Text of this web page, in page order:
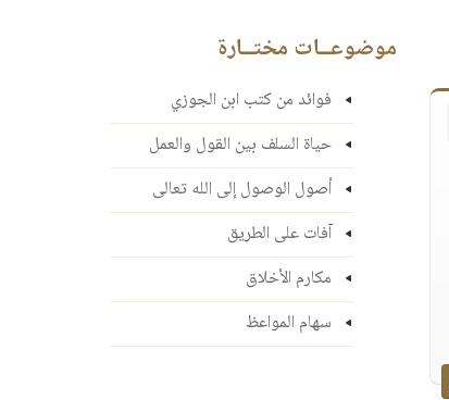
موضوعــات مختــارة
فوائد من كتب ابن الجوزي
حياة السلف بين القول والعمل
أصول الوصول إلى الله تعالى
آفات على الطريق
مكارم الأخلاق
سهام المواعظ